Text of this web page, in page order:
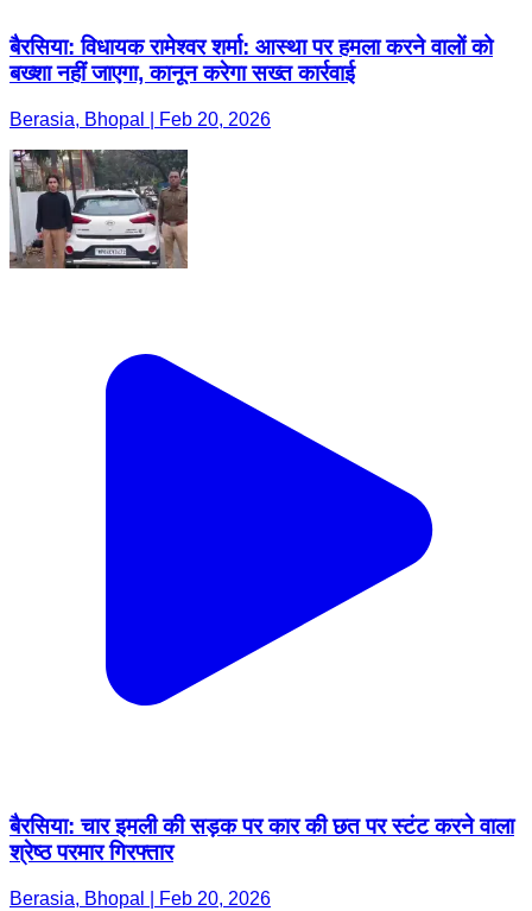
बैरसिया: विधायक रामेश्वर शर्मा: आस्था पर हमला करने वालों को
बख्शा नहीं जाएगा, कानून करेगा सख्त कार्रवाई
Berasia, Bhopal | Feb 20, 2026
बैरसिया: चार इमली की सड़क पर कार की छत पर स्टंट करने वाला
श्रेष्ठ परमार गिरफ्तार
Berasia, Bhopal | Feb 20, 2026